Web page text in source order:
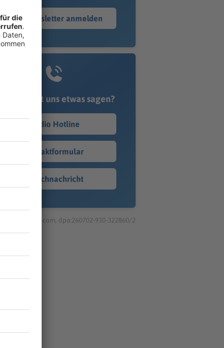
Zum Newsletter anmelden
möchtest uns etwas sagen?
Studio Hotline
Kontaktformular
Sprachnachricht
© dpa-infocom, dpa:260702-930-322860/2